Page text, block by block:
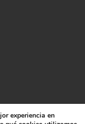
experiencia en